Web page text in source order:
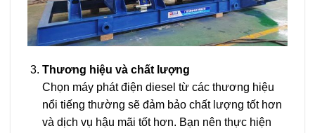
Thương hiệu và chất lượng
Chọn máy phát điện diesel từ các thương hiệu
nổi tiếng thường sẽ đảm bảo chất lượng tốt hơn
và dịch vụ hậu mãi tốt hơn. Bạn nên thực hiện